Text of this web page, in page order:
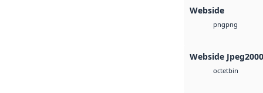
Webside
pngpng
Webside Jpeg2000
octetbin